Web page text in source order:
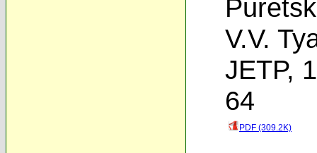
V.V.
JETP,
64
PDF (309.2K)